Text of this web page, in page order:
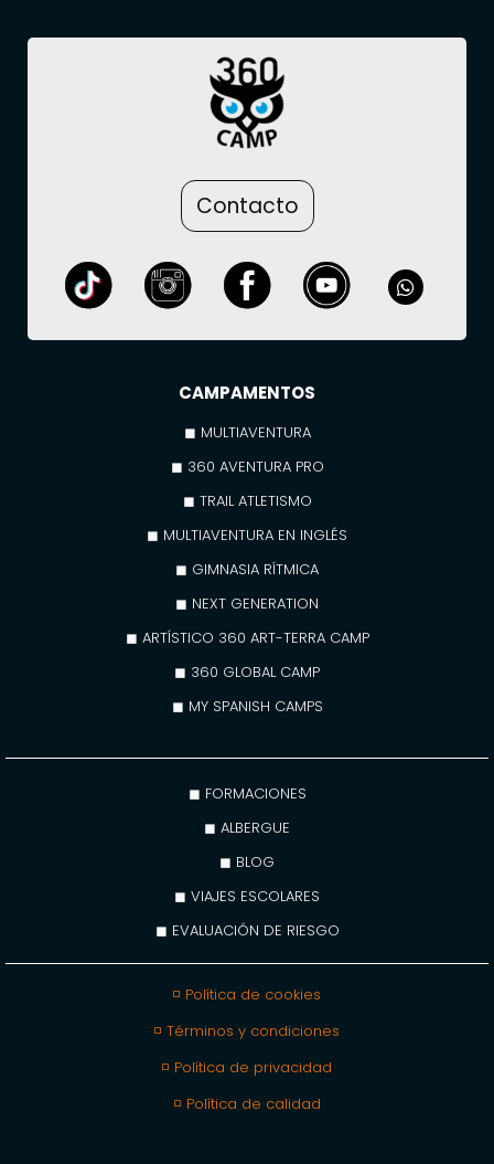
Contacto
CAMPAMENTOS
◼ MULTIAVENTURA
◼ 360 AVENTURA PRO
◼ TRAIL ATLETISMO
◼ MULTIAVENTURA EN INGLÉS
◼ GIMNASIA RÍTMICA
◼ NEXT GENERATION
◼ ARTÍSTICO 360 ART-TERRA CAMP
◼ 360 GLOBAL CAMP
◼ MY SPANISH CAMPS
◼ FORMACIONES
◼ ALBERGUE
◼ BLOG
◼ VIAJES ESCOLARES
◼ EVALUACIÓN DE RIESGO
◽ Política de cookies
◽ Términos y condiciones
◽ Política de privacidad
◽ Política de calidad